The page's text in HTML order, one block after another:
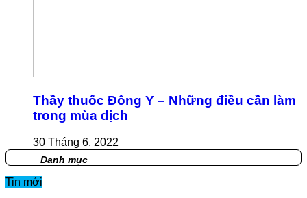
Thầy thuốc Đông Y – Những điều cần làm
trong mùa dịch
30 Tháng 6, 2022
Danh mục
Tin mới